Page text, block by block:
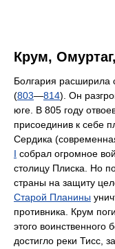
Крум,
Болгария расширила
(803—814). Он
юге. В 805 году
присоединив к себе
Сердика
I собрал огромное
столицу Плиска. Но
страны на защиту
Старой Планины
противника. Крум
этого воинственного
достигло реки Тисс,